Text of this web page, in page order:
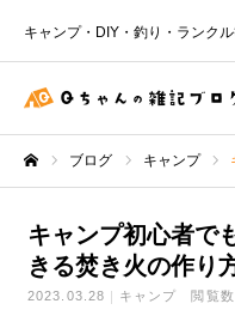
キャンプ・DIY・釣り・ランク
ブログ キャンプ
キャンプ初心者で
きる焚き火の作り
2023.03.28 キャンプ 閲覧